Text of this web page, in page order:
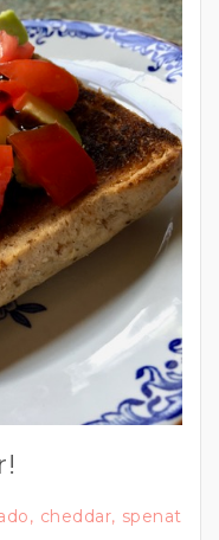
cheddar, spenat